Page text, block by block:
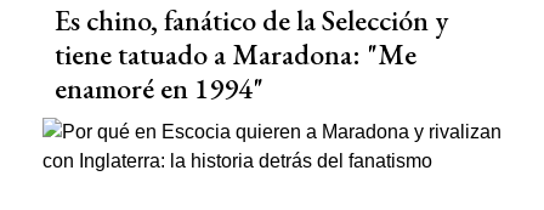
Es chino, fanático de la Selección y
tiene tatuado a Maradona: "Me
enamoré en 1994"